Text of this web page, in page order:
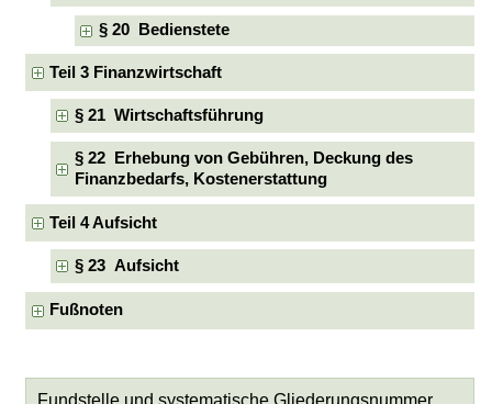
§ 20 Bedienstete
Teil 3 Finanzwirtschaft
§ 21 Wirtschaftsführung
§ 22 Erhebung von Gebühren, Deckung des
Finanzbedarfs, Kostenerstattung
Teil 4 Aufsicht
§ 23 Aufsicht
Fußnoten